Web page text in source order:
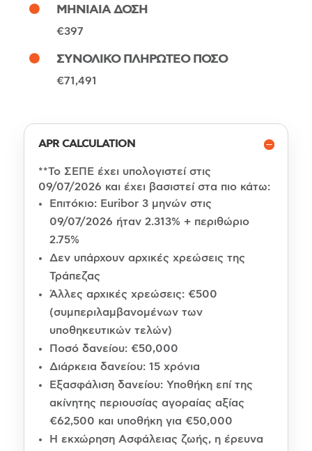
ΜΗΝΙΑΙΑ ΔΟΣΗ
€397
ΣΥΝΟΛΙΚΟ ΠΛΗΡΩΤΕΟ ΠΟΣΟ
€71,491
APR CALCULATION
**Το ΣΕΠΕ έχει υπολογιστεί στις
09/07/2026 και έχει βασιστεί στα πιο κάτω:
Επιτόκιο: Euribor 3 μηνών στις
09/07/2026 ήταν 2.313% + περιθώριο
2.75%
Δεν υπάρχουν αρχικές χρεώσεις της
Τράπεζας
Άλλες αρχικές χρεώσεις: €500
(συμπεριλαμβανομένων των
υποθηκευτικών τελών)
Ποσό δανείου: €50,000
Διάρκεια δανείου: 15 χρόνια
Εξασφάλιση δανείου: Υποθήκη επί της
ακίνητης περιουσίας αγοραίας αξίας
€62,500 και υποθήκη για €50,000
Η εκχώρηση Ασφάλειας ζωής, η έρευνα